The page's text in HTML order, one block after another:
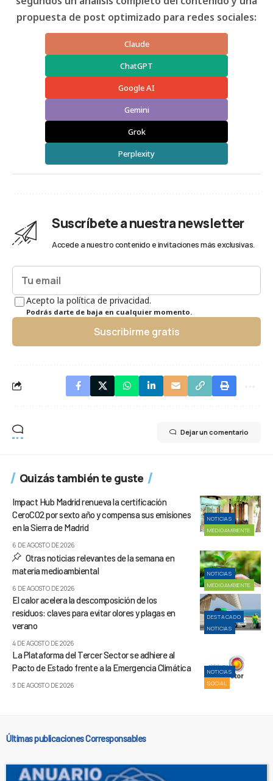
propuesta de post optimizado para redes sociales:
Claude
ChatGPT
Google AI
Gemini
Grok
Perplexity
Suscríbete a nuestra newsletter
Accede a nuestro contenido e invitaciones más exclusivas.
Acepto la política de privacidad.
Podrás darte de baja en cualquier momento.
Suscribirme gratis
Dejar un comentario
Quizás también te guste
NOTICIAS
MEDIOAMBIENTE
Impact Hub Madrid renueva la certificación
CeroCO2 por sexto año y compensa sus emisiones
en la Sierra de Madrid
6 DE AGOSTO DE 2026
NOTICIAS
MEDIOAMBIENTE
Otras noticias relevantes de la semana en
materia medioambiental
6 DE AGOSTO DE 2026
DESTACADO
NOTICIAS
El calor acelera la descomposición de los
residuos: claves para evitar olores y plagas en
verano
4 DE AGOSTO DE 2026
NOTICIAS
SOCIAL
La Plataforma del Tercer Sector se adhiere al
Pacto de Estado frente a la Emergencia Climática
3 DE AGOSTO DE 2026
Últimas publicaciones Corresponsables